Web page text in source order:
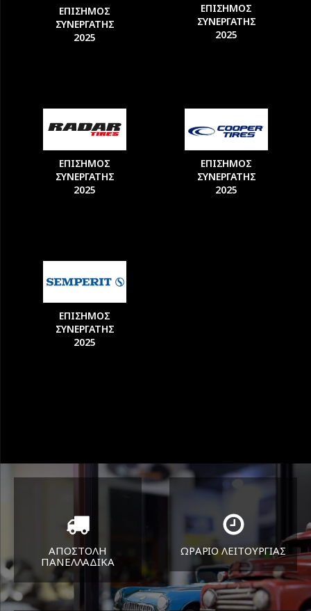
ΕΠΙΣΗΜΟΣ
ΣΥΝΕΡΓΑΤΗΣ
2025
ΕΠΙΣΗΜΟΣ
ΣΥΝΕΡΓΑΤΗΣ
2025
ΕΠΙΣΗΜΟΣ
ΣΥΝΕΡΓΑΤΗΣ
2025
ΕΠΙΣΗΜΟΣ
ΣΥΝΕΡΓΑΤΗΣ
2025
ΕΠΙΣΗΜΟΣ
ΣΥΝΕΡΓΑΤΗΣ
2025
ΑΠΟΣΤΟΛΗ
ΠΑΝΕΛΛΑΔΙΚA
Όπου και αν είστε θα σας
ΩΡΑΡΙΟ ΛΕΙΤΟΥΡΓΙΑΣ
ΔΕΥ-ΠΑΡ 8:30-17:30
ΣΑΒ 8:30-13:30